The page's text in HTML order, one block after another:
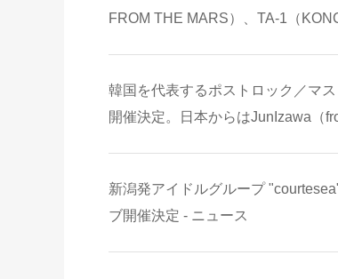
FROM THE MARS）、TA-1（
韓国を代表するポストロック／マ
開催決定。日本からはJunIzawa（
新潟発アイドルグループ
ブ開催決定 - ニュース